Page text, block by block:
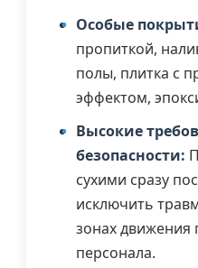
Особые
пропиткой,
полы, плитка с
эффектом,
Высокие
безопасности:
сухими сразу
исключить
зонах движения
персонала.